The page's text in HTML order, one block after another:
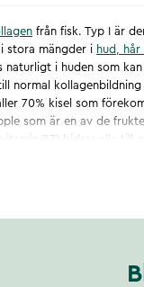
från fisk. Typ I är
stora mängder i hud, hår
naturligt i huden som
normal kollagenbildning
70% kisel som
som är en av de
B7) bidrar alla till